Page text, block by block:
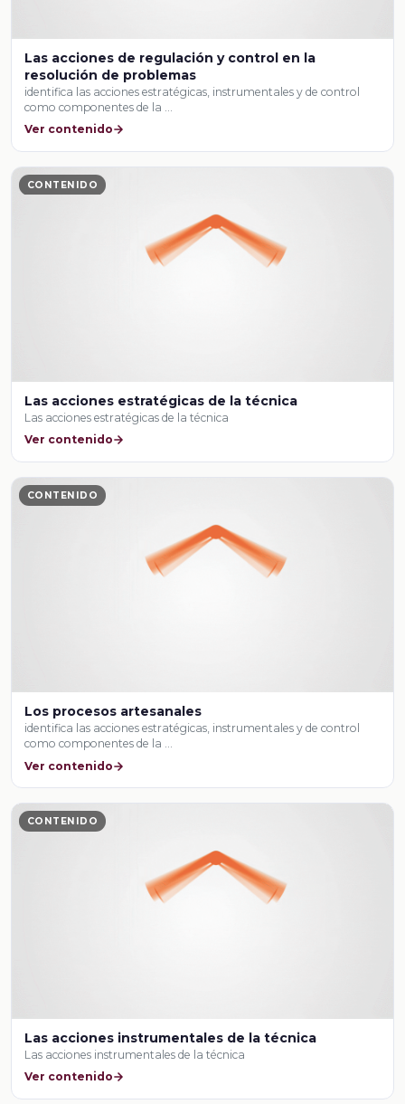
Las acciones de regulación y control en la
resolución de problemas
identifica las acciones estratégicas, instrumentales y de control
como componentes de la …
Ver contenido
CONTENIDO
Las acciones estratégicas de la técnica
Las acciones estratégicas de la técnica
Ver contenido
CONTENIDO
Los procesos artesanales
identifica las acciones estratégicas, instrumentales y de control
como componentes de la …
Ver contenido
CONTENIDO
Las acciones instrumentales de la técnica
Las acciones instrumentales de la técnica
Ver contenido